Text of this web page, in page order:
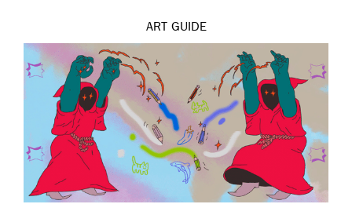
ART GUIDE